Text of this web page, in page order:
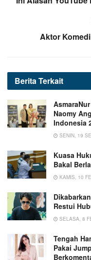
Aktor
BeritaTerkait
Naomy
Indonesia
SENIN, 19
Kuasa
Bakal
KAMIS, 10
Restui
SELASA, 8
Tengah
Pakai